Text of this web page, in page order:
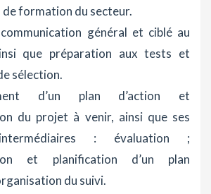
de formation du secteur.
général et ciblé au
que préparation aux tests et
sélection.
d’un plan d’action et
du projet à venir, ainsi que ses
: évaluation ;
et planification d’un plan
du suivi.